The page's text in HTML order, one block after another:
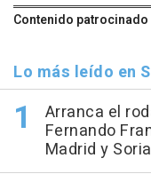
Contenido patrocinado
Lo más leído en
Arranca el
Fernando
Madrid y Soria